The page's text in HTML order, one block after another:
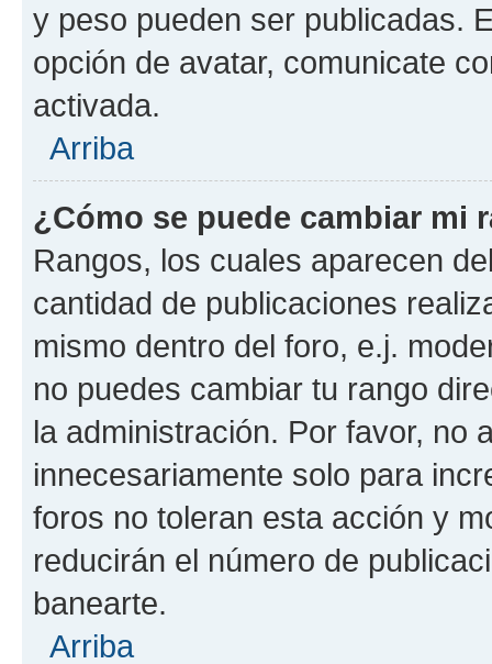
y peso pueden ser publicadas.
opción de avatar, comunicate
activada.
Arriba
¿Cómo se puede cambiar mi
Rangos, los cuales aparecen
cantidad de publicaciones
mismo dentro del foro, e.j.
no puedes cambiar tu rango
la administración. Por favor, no
innecesariamente solo para
foros no toleran esta acción y
reducirán el número de
banearte.
Arriba